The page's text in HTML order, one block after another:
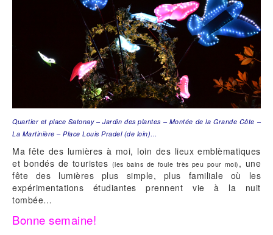
Quartier et place Satonay – Jardin des plantes – Montée de la Grande Côte –
La Martinière – Place Louis Pradel (de loin)…
Ma fête des lumières à moi, loin des lieux emblèmatiques
et bondés de touristes (les bains de foule très peu pour moi) , une
fête des lumières plus simple, plus familiale où les
expérimentations étudiantes prennent vie à la nuit
tombée…
Bonne semaine!